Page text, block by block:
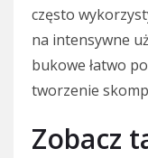
często
na intensywne
bukowe łatwo
tworzenie
Zobacz